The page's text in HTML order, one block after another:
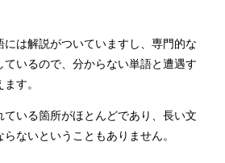
は解説がついていますし、専門的な
いるので、分からない単語と遭遇す
す。
ている箇所がほとんどであり、長い文
ないということもありません。